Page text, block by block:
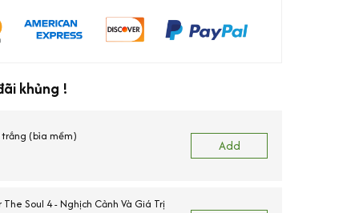
khủng !
(bìa mềm)
Add
The Soul 4 - Nghịch Cảnh Và Giá Trị